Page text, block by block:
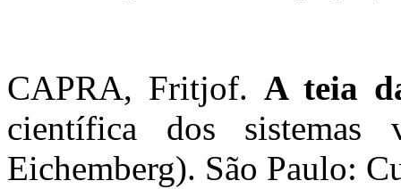
CAPRA, Fritjof. A teia
científica dos sistemas
Eichemberg). São Paulo: